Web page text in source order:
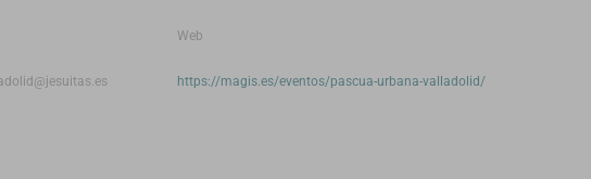
Web
https://magis.es/eventos/pascua-urbana-valladolid/